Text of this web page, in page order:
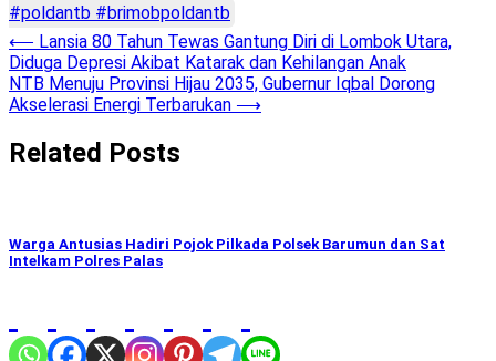
#poldantb #brimobpoldantb
Post
navigation
⟵ Lansia 80 Tahun Tewas Gantung Diri di Lombok Utara,
Diduga Depresi Akibat Katarak dan Kehilangan Anak
NTB Menuju Provinsi Hijau 2035, Gubernur Iqbal Dorong
Akselerasi Energi Terbarukan ⟶
Related Posts
Warga Antusias Hadiri Pojok Pilkada Polsek Barumun dan Sat
Intelkam Polres Palas